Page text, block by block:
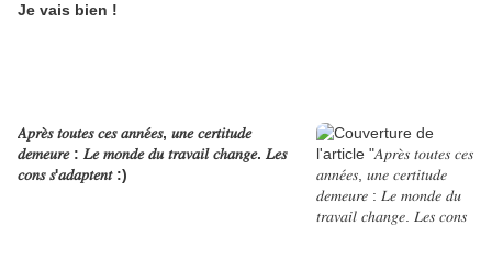
Je vais bien !
𝐴𝑝𝑟𝑒̀𝑠 𝑡𝑜𝑢𝑡𝑒𝑠 𝑐𝑒𝑠 𝑎𝑛𝑛𝑒́𝑒𝑠, 𝑢𝑛𝑒 𝑐𝑒𝑟𝑡𝑖𝑡𝑢𝑑𝑒
𝑑𝑒𝑚𝑒𝑢𝑟𝑒 : 𝐿𝑒 𝑚𝑜𝑛𝑑𝑒 𝑑𝑢 𝑡𝑟𝑎𝑣𝑎𝑖𝑙 𝑐ℎ𝑎𝑛𝑔𝑒. 𝐿𝑒𝑠
𝑐𝑜𝑛𝑠 𝑠'𝑎𝑑𝑎𝑝𝑡𝑒𝑛𝑡 :)